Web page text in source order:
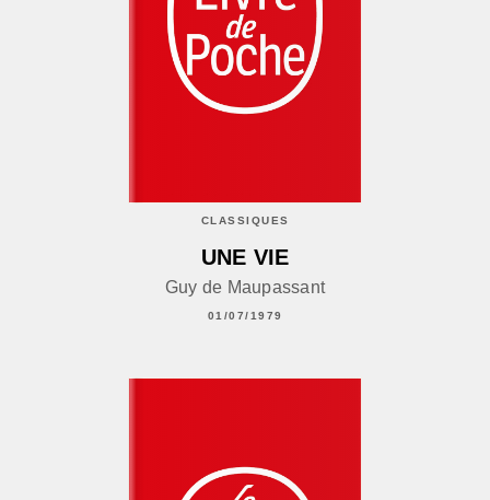
CLASSIQUES
UNE VIE
Guy de Maupassant
01/07/1979